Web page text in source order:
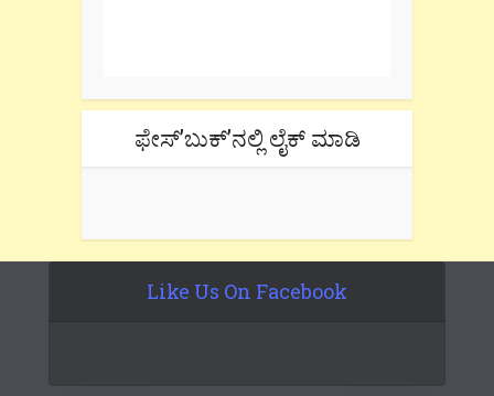
ಫೇಸ್’ಬುಕ್’ನಲ್ಲಿ ಲೈಕ್ ಮಾಡಿ
Like Us On Facebook